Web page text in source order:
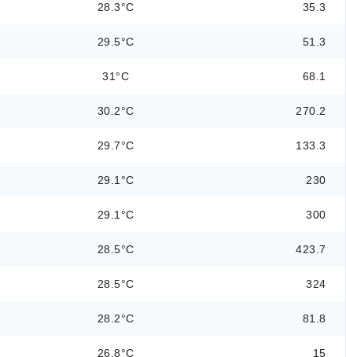
28.3°C 35.3
29.5°C 51.3
31°C 68.1
30.2°C 270.2
29.7°C 133.3
29.1°C 230
29.1°C 300
28.5°C 423.7
28.5°C 324
28.2°C 81.8
26.8°C 15